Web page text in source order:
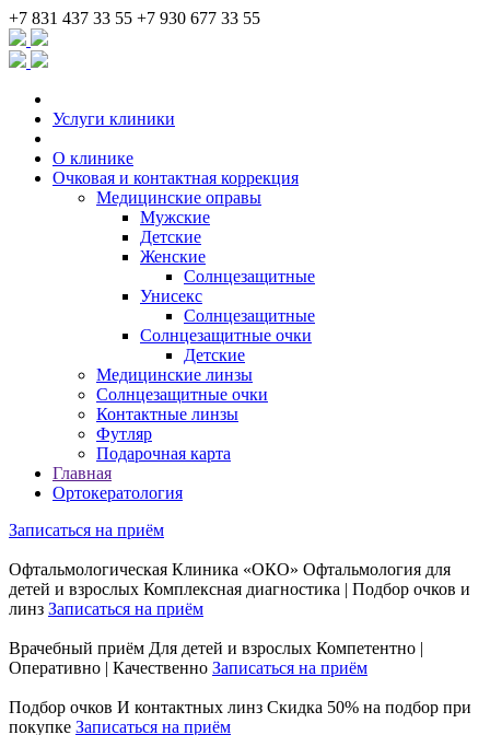
+7 831 437 33 55 +7 930 677 33 55
Услуги клиники
О клинике
Очковая и контактная коррекция
Медицинские оправы
Мужские
Детские
Женские
Солнцезащитные
Унисекс
Солнцезащитные
Солнцезащитные очки
Детские
Медицинские линзы
Солнцезащитные очки
Контактные линзы
Футляр
Подарочная карта
Главная
Ортокератология
Записаться на приём
Офтальмологическая Клиника «ОКО» Офтальмология для
детей и взрослых Комплексная диагностика | Подбор очков и
линз Записаться на приём
Врачебный приём Для детей и взрослых Компетентно |
Оперативно | Качественно Записаться на приём
Подбор очков И контактных линз Скидка 50% на подбор при
покупке Записаться на приём